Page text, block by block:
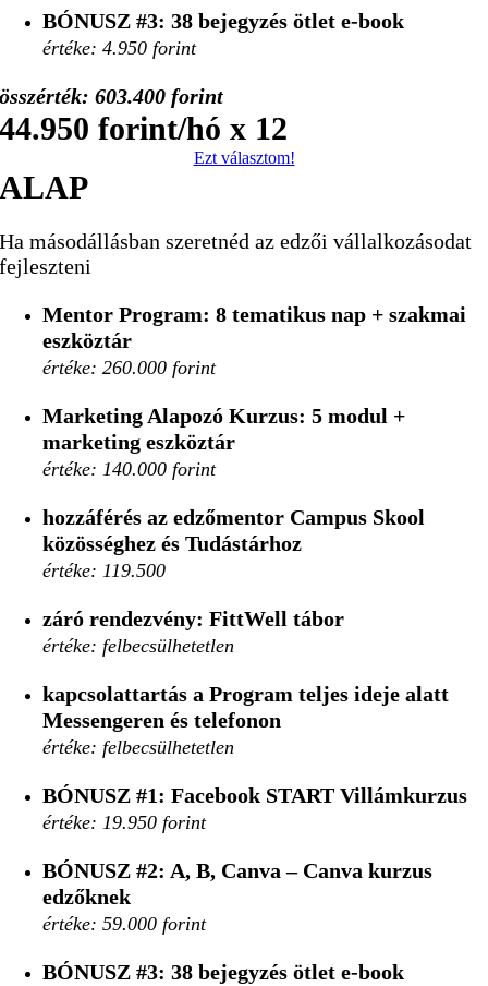
BÓNUSZ #3:38 bejegyzés ötlet e-book
értéke: 4.950 forint
összérték: 603.400 forint
44.950 forint/hó x 12
Ezt választom!
ALAP
Ha másodállásban szeretnéd az edzői vállalkozásodat
fejleszteni
Mentor Program: 8 tematikus nap + szakmai
eszköztár
értéke: 260.000 forint
Marketing Alapozó Kurzus: 5 modul +
marketing eszköztár
értéke: 140.000 forint
hozzáférés az edzőmentor Campus Skool
közösséghez és Tudástárhoz
értéke: 119.500
záró rendezvény: FittWell tábor
értéke: felbecsülhetetlen
kapcsolattartás a Program teljes ideje alatt
Messengeren és telefonon
értéke: felbecsülhetetlen
BÓNUSZ #1:Facebook START Villámkurzus
értéke: 19.950 forint
BÓNUSZ #2: A, B, Canva – Canva kurzus
edzőknek
értéke: 59.000 forint
BÓNUSZ #3:38 bejegyzés ötlet e-book